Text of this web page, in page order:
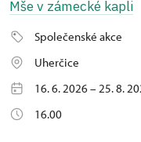
Mše v zámecké kapli
Společenské akce
Uherčice
16. 6. 2026 – 25. 8.
16.00